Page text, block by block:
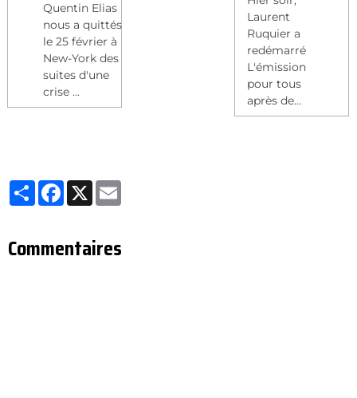
Quentin Elias
nous a quittés
le 25 février à
New-York des
suites d'une
crise ...
Laurent
Ruquier a
redémarré
L'émission
pour tous
après de...
Partager
Facebook
X
Commentaires